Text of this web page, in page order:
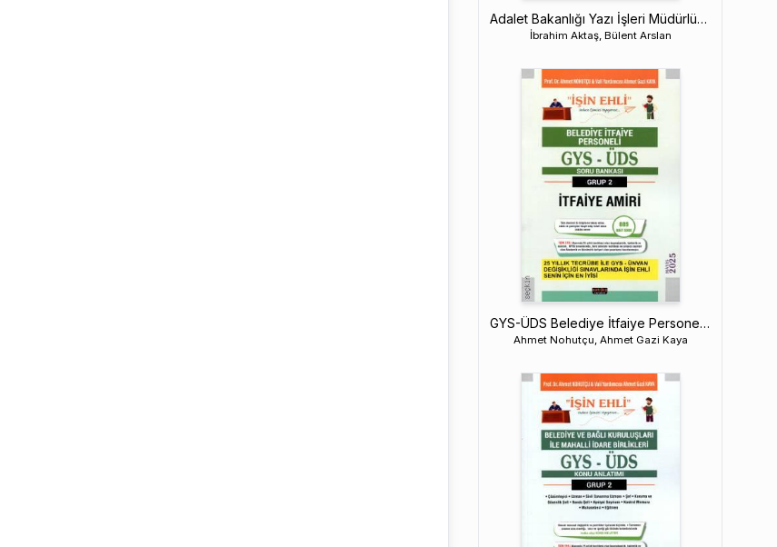
Adalet Bakanlığı Yazı İşleri Müdürlüğü Sınavı Hazırlık Kitabı – Ezber Bozan
İbrahim Aktaş, Bülent Arslan
GYS-ÜDS Belediye İtfaiye Personeli İtfaiye Amiri Soru bankası 2. Grup
Ahmet Nohutçu, Ahmet Gazi Kaya